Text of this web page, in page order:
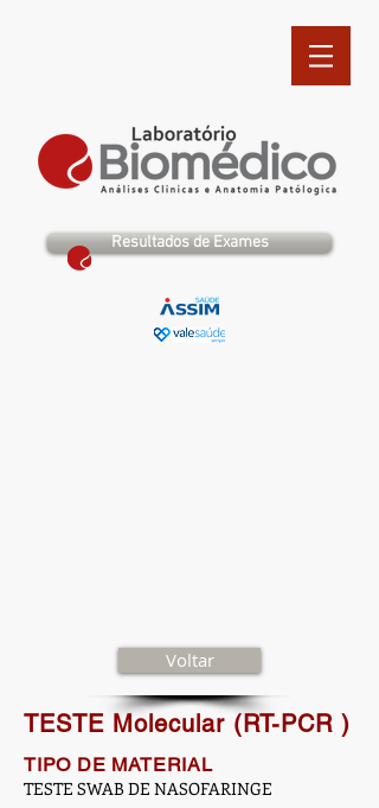
Resultados de Exames
Voltar
TESTE Molecular (RT-PCR )
TIPO DE MATERIAL
TESTE SWAB DE NASOFARINGE